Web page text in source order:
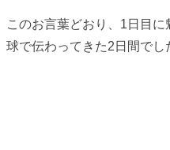
このお言葉どおり、1日目に
球で伝わってきた2日間でし